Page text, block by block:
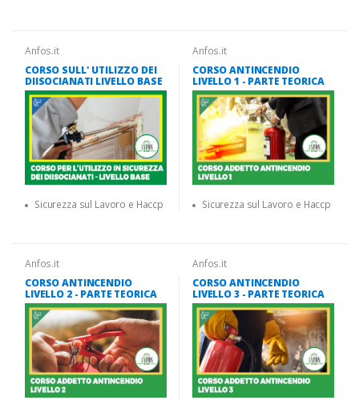
Anfos.it
CORSO SULL' UTILIZZO DEI
DIISOCIANATI LIVELLO BASE
Sicurezza sul Lavoro e Haccp
Anfos.it
CORSO ANTINCENDIO
LIVELLO 1 - PARTE TEORICA
Sicurezza sul Lavoro e Haccp
Anfos.it
CORSO ANTINCENDIO
LIVELLO 2 - PARTE TEORICA
Anfos.it
CORSO ANTINCENDIO
LIVELLO 3 - PARTE TEORICA